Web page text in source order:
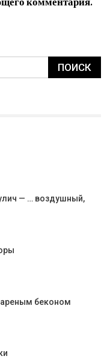
— … воздушный,
беконом